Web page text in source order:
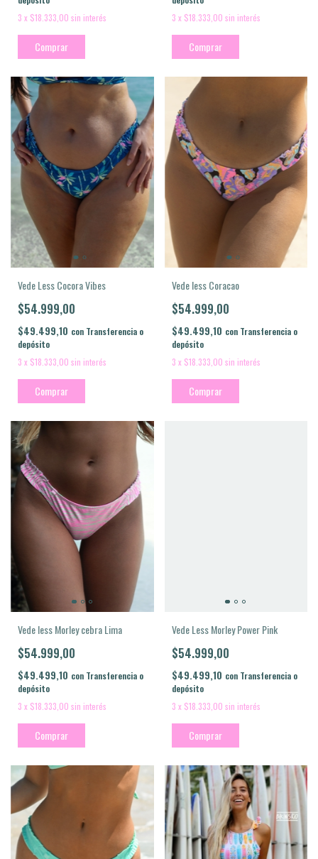
3 x $18.333,00 sin interés
Comprar
3 x $18.333,00 sin interés
Comprar
Vede Less Cocora Vibes
$54.999,00
$49.499,10 con Transferencia o
depósito
3 x $18.333,00 sin interés
Comprar
Vede less Coracao
$54.999,00
$49.499,10 con Transferencia o
depósito
3 x $18.333,00 sin interés
Comprar
Vede less Morley cebra Lima
$54.999,00
$49.499,10 con Transferencia o
depósito
3 x $18.333,00 sin interés
Comprar
Vede Less Morley Power Pink
$54.999,00
$49.499,10 con Transferencia o
depósito
3 x $18.333,00 sin interés
Comprar